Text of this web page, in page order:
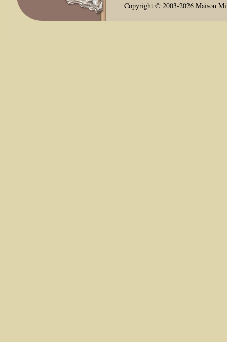
Copyright © 2003-2026 Maison